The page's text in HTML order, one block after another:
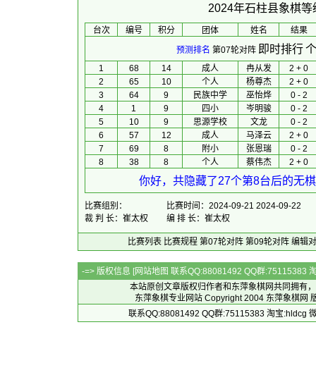
2024年石柱县象棋
台次 编号 积分 团体 姓名
结果
预测排名 第07轮对阵 即时排行
1 68 14 成人 冉从发
2 + 0
2
65 10 个人 杨尊杰
2 + 0
3
64 9 民族中学 巫怡烨
0 - 2
4
1 9 四小 岑明骏
0 - 2
5
10 9 思源学校 文龙
0 - 2
6
57 12 成人 马泽云
2 + 0
7
69 8 附小 张恩瑞
0 - 2
8
38 8 个人 蔡伟杰 2 + 0
你好，共隐藏了27个第8台后的无
比赛组别：
比赛时间：2024-09-21 2024-09-22
裁 判 长：崔太权
编 排 长：崔太权
比赛列表 比赛规程 第07轮对阵 第09轮对阵 编辑
-=> 版权信息 [网站地图 联系QQ:88081492 QQ群:75115383
本站原创文章版权归作者和 东萍象棋网共同拥有
东萍象棋专业网站 Copyright 2004 东萍象棋网
联系QQ:88081492 QQ群:75115383 淘宝:hldcg